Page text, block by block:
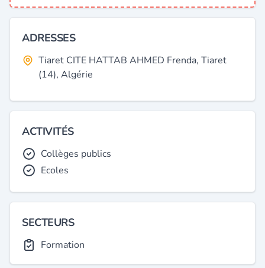
ADRESSES
Tiaret CITE HATTAB AHMED Frenda, Tiaret
(14), Algérie
ACTIVITÉS
Collèges publics
Ecoles
SECTEURS
Formation